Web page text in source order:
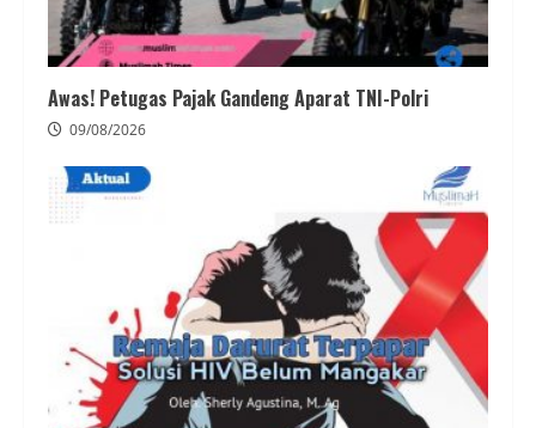
Awas! Petugas Pajak Gandeng Aparat TNI-Polri
09/08/2026